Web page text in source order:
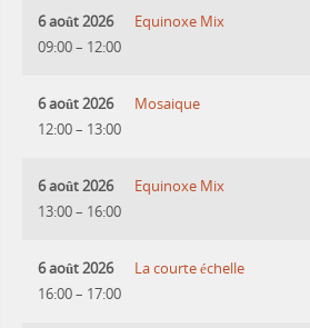
6 août 2026
09:00– 12:00
Equinoxe Mix
6 août 2026
12:00– 13:00
Mosaique
6 août 2026
13:00– 16:00
Equinoxe Mix
6 août 2026
16:00– 17:00
La courte échelle